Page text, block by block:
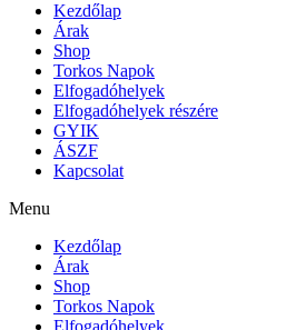
Kezdőlap
Árak
Shop
Torkos Napok
Elfogadóhelyek
Elfogadóhelyek részére
GYIK
ÁSZF
Kapcsolat
Menu
Kezdőlap
Árak
Shop
Torkos Napok